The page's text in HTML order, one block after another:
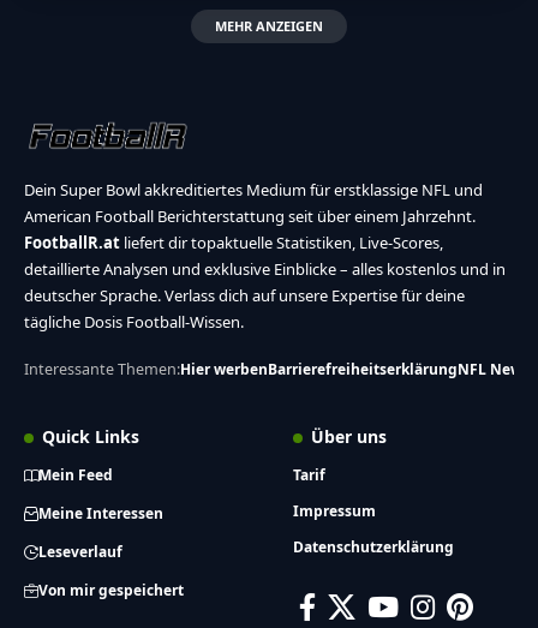
MEHR ANZEIGEN
Dein Super Bowl akkreditiertes Medium für erstklassige NFL und
American Football Berichterstattung seit über einem Jahrzehnt.
FootballR.at liefert dir topaktuelle Statistiken, Live-Scores,
detaillierte Analysen und exklusive Einblicke – alles kostenlos und in
deutscher Sprache. Verlass dich auf unsere Expertise für deine
tägliche Dosis Football-Wissen.
Interessante Themen:Hier werbenBarrierefreiheitserklärungNFL News
Quick Links
Mein Feed
Meine Interessen
Leseverlauf
Von mir gespeichert
Über uns
Tarif
Impressum
Datenschutzerklärung